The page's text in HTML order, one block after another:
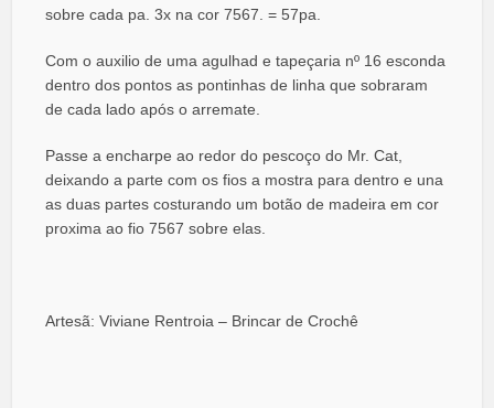
sobre cada pa. 3x na cor 7567. = 57pa.
Com o auxilio de uma agulhad e tapeçaria nº 16 esconda
dentro dos pontos as pontinhas de linha que sobraram
de cada lado após o arremate.
Passe a encharpe ao redor do pescoço do Mr. Cat,
deixando a parte com os fios a mostra para dentro e una
as duas partes costurando um botão de madeira em cor
proxima ao fio 7567 sobre elas.
Artesã: Viviane Rentroia – Brincar de Crochê